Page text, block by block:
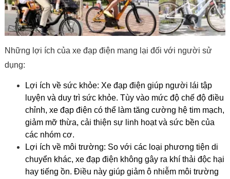
Những lợi ích của xe đạp điện mang lại đối với người sử
dụng:
Lợi ích về sức khỏe: Xe đạp điện giúp người lái tập
luyện và duy trì sức khỏe. Tùy vào mức độ chế độ điều
chỉnh, xe đạp điện có thể làm tăng cường hệ tim mạch,
giảm mỡ thừa, cải thiện sự linh hoạt và sức bền của
các nhóm cơ.
Lợi ích về môi trường: So với các loại phương tiện di
chuyển khác, xe đạp điện không gây ra khí thải độc hại
hay tiếng ồn. Điều này giúp giảm ô nhiễm môi trường